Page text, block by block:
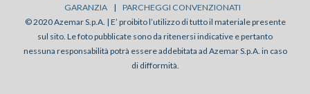
GARANZIA
|
PARCHEGGI CONVENZIONATI
© 2020 Azemar S.p.A. | E’ proibito l’utilizzo di tutto il materiale presente
sul sito. Le foto pubblicate sono da ritenersi indicative e pertanto
nessuna responsabilità potrà essere addebitata ad Azemar S.p.A. in caso
di difformità.